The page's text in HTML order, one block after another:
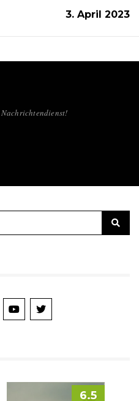
3. April 2023
6.5